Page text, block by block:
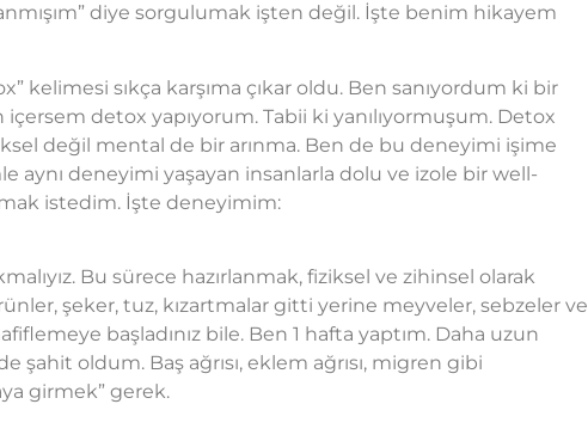
diye sorgulumak işten değil. İşte benim hikayem
kelimesi sıkça karşıma çıkar oldu. Ben sanıyordum ki bir
detox yapıyorum. Tabii ki yanılıyormuşum. Detox
değil mental de bir arınma. Ben de bu deneyimi işime
aynı deneyimi yaşayan insanlarla dolu ve izole bir well-
istedim. İşte deneyimim:
Bu sürece hazırlanmak, fiziksel ve zihinsel olarak
şeker, tuz, kızartmalar gitti yerine meyveler, sebzeler ve
başladınız bile. Ben 1 hafta yaptım. Daha uzun
şahit oldum. Baş ağrısı, eklem ağrısı, migren gibi
girmek” gerek.